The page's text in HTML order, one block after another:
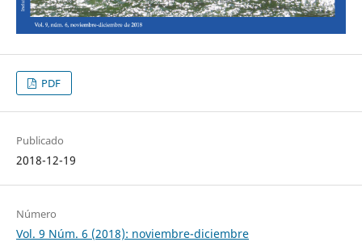
PDF
Publicado
2018-12-19
Número
Vol. 9 Núm. 6 (2018): noviembre-diciembre